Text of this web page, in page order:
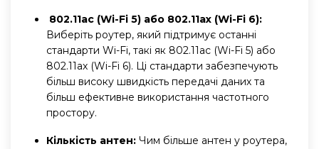
802.11ac (Wi-Fi 5) або 802.11ax (Wi-Fi 6):
Виберіть роутер, який підтримує останні
стандарти Wi-Fi, такі як 802.11ac (Wi-Fi 5) або
802.11ax (Wi-Fi 6). Ці стандарти забезпечують
більш високу швидкість передачі даних та
більш ефективне використання частотного
простору.
Кількість антен: Чим більше антен у роутера,